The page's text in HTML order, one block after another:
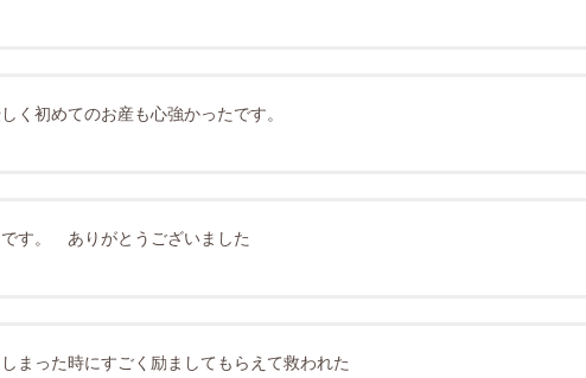
く初めてのお産も心強かったです。
す。 ありがとうございました
まった時にすごく励ましてもらえて救われた